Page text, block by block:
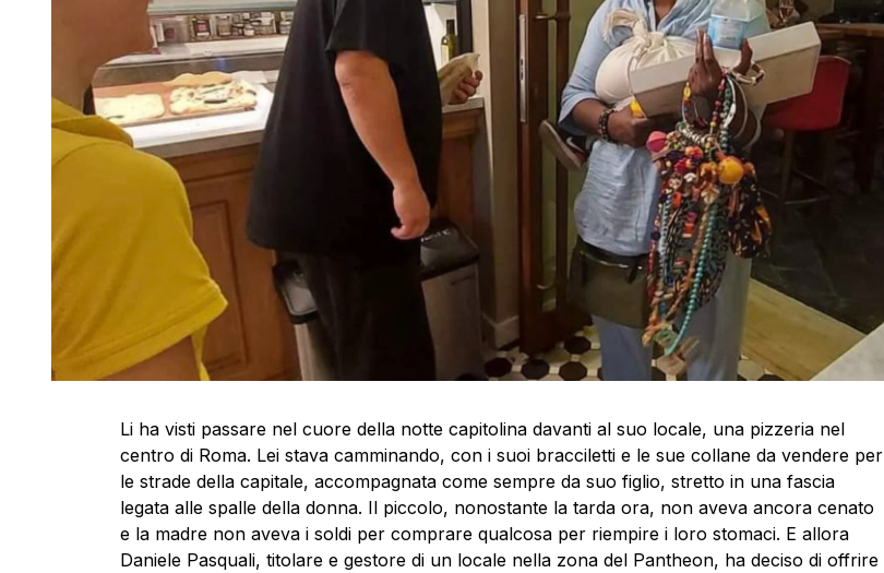
Li ha visti passare nel cuore della notte capitolina davanti al suo locale, una pizzeria nel
centro di Roma. Lei stava camminando, con i suoi bracciletti e le sue collane da vendere per
le strade della capitale, accompagnata come sempre da suo figlio, stretto in una fascia
legata alle spalle della donna. Il piccolo, nonostante la tarda ora, non aveva ancora cenato
e la madre non aveva i soldi per comprare qualcosa per riempire i loro stomaci. E allora
Daniele Pasquali, titolare e gestore di un locale nella zona del Pantheon, ha deciso di offrire